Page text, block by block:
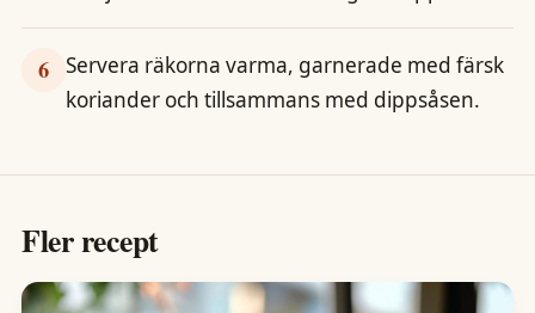
6
Servera räkorna varma, garnerade med färsk
koriander och tillsammans med dippsåsen.
Fler recept